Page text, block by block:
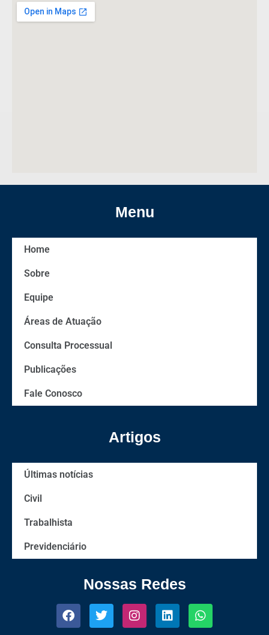
Menu
Home
Sobre
Equipe
Áreas de Atuação
Consulta Processual
Publicações
Fale Conosco
Artigos
Últimas notícias
Civil
Trabalhista
Previdenciário
Nossas Redes